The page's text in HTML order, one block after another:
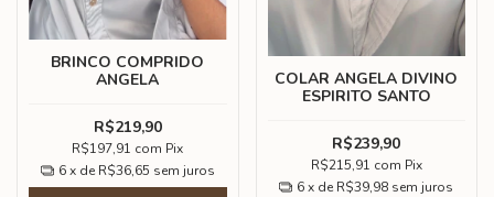
BRINCO COMPRIDO
ANGELA
R$219,90
R$197,91 com Pix
6 x de R$36,65 sem juros
COLAR ANGELA DIVINO
ESPIRITO SANTO
R$239,90
R$215,91 com Pix
6 x de R$39,98 sem juros